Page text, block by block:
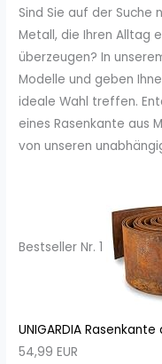
Sind Sie auf der Suche
Metall, die Ihren Alltag
überzeugen? In
Modelle und geben
ideale Wahl treffen.
eines Rasenkante aus
von unseren
Bestseller Nr. 1
UNIGARDIA
54,99 EUR